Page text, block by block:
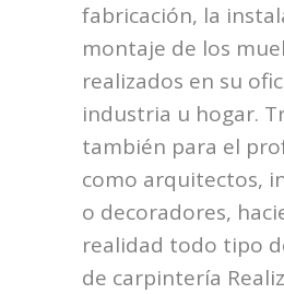
fabricación, la
montaje de los
realizados en su
industria u hogar.
también para el
como arquitectos,
o decoradores,
realidad todo tipo
de carpintería